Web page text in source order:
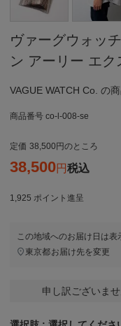
ヴァーグウォッ
ン アーリー エ
VAGUE WATCH Co. の
商品番号 co-l-008-se
定価 38,500 のところ
38,500 税込
1,925 ポイント進呈
この地域へのお届け日は表
東京都お届け先を変更
申し訳ございま